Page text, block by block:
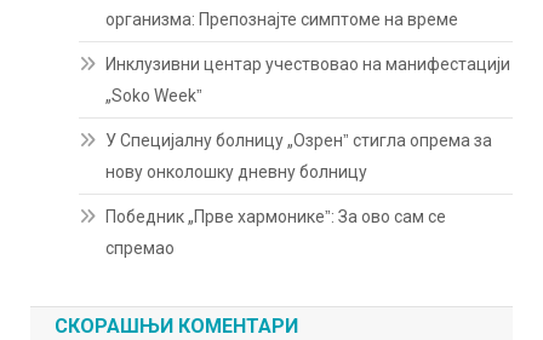
организма: Препознајте симптоме на време
Инклузивни центар учествовао на манифестацији
„Soko Weekˮ
У Специјалну болницу „Озренˮ стигла опрема за
нову онколошку дневну болницу
Победник „Прве хармоникеˮ: За ово сам се
спремао
СКОРАШЊИ КОМЕНТАРИ